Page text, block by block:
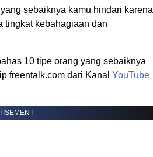
sebaiknya kamu hindari karena
tingkat kebahagiaan dan
10 tipe orang yang sebaiknya
freentalk.com dari Kanal YouTube